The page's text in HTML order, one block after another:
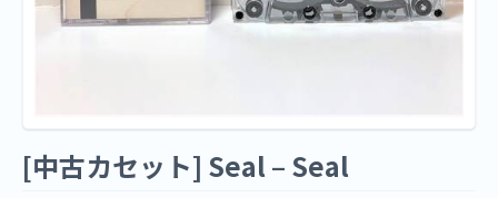
[中古カセット] Seal ‎– Seal